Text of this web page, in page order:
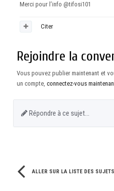
Merci pour l’info @tifosi101
Citer
Rejoindre la
Vous pouvez publier maintenant et
un compte, connectez-vous
Répondre à ce sujet…
ALLER SUR LA LISTE DES SUJETS